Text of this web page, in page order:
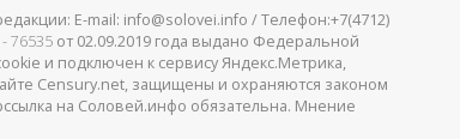
E-mail: info@solovei.info / Телефон:+7(4712)
76535 от 02.09.2019 года выдано Федеральной
и подключен к сервису Яндекс.Метрика,
Censury.net, защищены и охраняются законом
на Соловей.инфо обязательна. Мнение